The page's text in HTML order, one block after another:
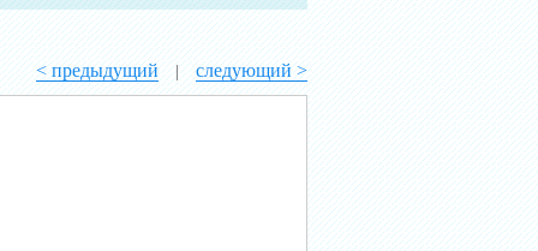
< предыдущий | следующий >